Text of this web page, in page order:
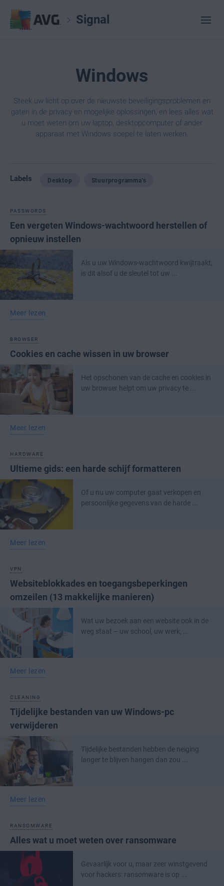
Signal
Windows
Steek uw licht op over de nieuwste beveiligingsproblemen en
gaten in de privacy en mogelijke oplossingen, en lees alles wat
u moet weten om uw laptop, desktopcomputer of ander
apparaat met Windows soepel te laten werken.
Labels Desktop Stuurprogramma's
PASSWORDS
Een vergeten Windows-wachtwoord herstellen of
opnieuw instellen
Als u uw Windows-wachtwoord kwijtraakt,
is dit alsof u de sleutel tot uw ...
Meer lezen
BROWSER
Cookies en cache wissen in uw browser
Het opschonen van de cache en cookies in
uw browser helpt om uw privacy te ...
Meer lezen
HARDWARE
Ultieme gids: een harde schijf formatteren
Of u nu uw computer gaat verkopen en
persoonlijke gegevens van de harde ...
Meer lezen
VPN
Websiteblokkades en toegangsbeperkingen
omzeilen (13 makkelijke manieren)
Wat uw bezoek aan een website ook in de
weg staat – uw school, uw werk, ...
Meer lezen
CLEANING
Tijdelijke bestanden van uw Windows-pc
verwijderen
Tijdelijke bestanden hebben de neiging
langer te blijven hangen dan zou ...
Meer lezen
RANSOMWARE
Alles wat u moet weten over ransomware
Gevaarlijk voor u, maar zeer winstgevend
voor hackers: ransomware is op ...